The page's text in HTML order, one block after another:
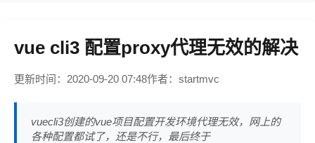
vue cli3 配置proxy代理无效的解决
更新时间：2020-09-20 07:48作者：startmvc
vuecli3创建的vue项目配置开发环境代理无效，网上的
各种配置都试了，还是不行，最后终于